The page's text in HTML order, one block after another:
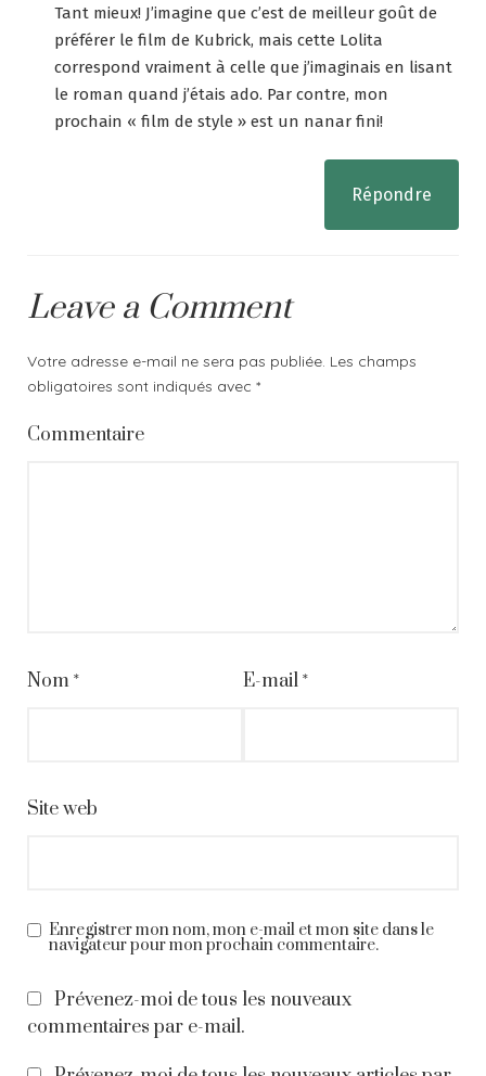
Tant mieux! J’imagine que c’est de meilleur goût de
préférer le film de Kubrick, mais cette Lolita
correspond vraiment à celle que j’imaginais en lisant
le roman quand j’étais ado. Par contre, mon
prochain « film de style » est un nanar fini!
Répondre
Leave a Comment
Votre adresse e-mail ne sera pas publiée. Les champs
obligatoires sont indiqués avec *
Commentaire
Nom * E-mail *
Site web
Enregistrer mon nom, mon e-mail et mon site dans le
navigateur pour mon prochain commentaire.
Prévenez-moi de tous les nouveaux
commentaires par e-mail.